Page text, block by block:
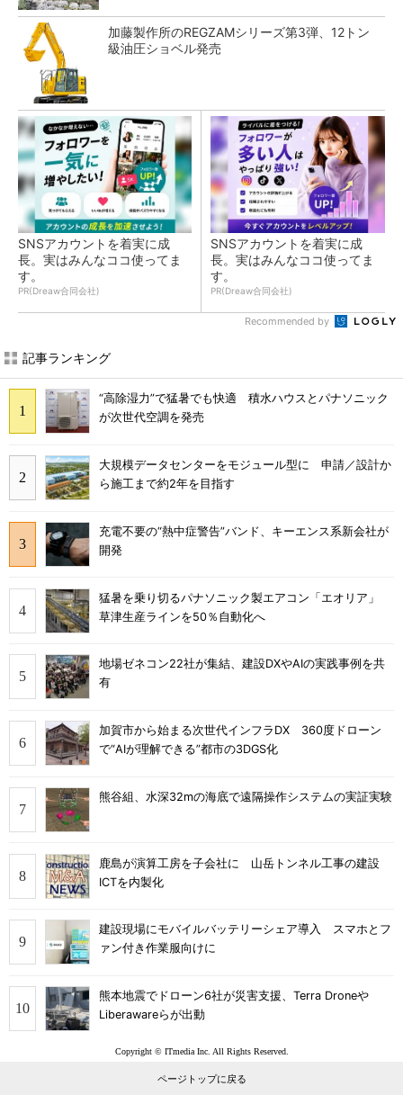
加藤製作所のREGZAMシリーズ第3弾、12トン
級油圧ショベル発売
SNSアカウントを着実に成
長。実はみんなココ使ってま
す。
PR(Dreaw合同会社)
SNSアカウントを着実に成
長。実はみんなココ使ってま
す。
PR(Dreaw合同会社)
Recommended by
記事ランキング
“高除湿力”で猛暑でも快適 積水ハウスとパナソニック
が次世代空調を発売
大規模データセンターをモジュール型に 申請／設計か
ら施工まで約2年を目指す
充電不要の“熱中症警告”バンド、キーエンス系新会社が
開発
猛暑を乗り切るパナソニック製エアコン「エオリア」
草津生産ラインを50％自動化へ
地場ゼネコン22社が集結、建設DXやAIの実践事例を共
有
加賀市から始まる次世代インフラDX 360度ドローン
で“AIが理解できる”都市の3DGS化
熊谷組、水深32mの海底で遠隔操作システムの実証実験
鹿島が演算工房を子会社に 山岳トンネル工事の建設
ICTを内製化
建設現場にモバイルバッテリーシェア導入 スマホとフ
ァン付き作業服向けに
熊本地震でドローン6社が災害支援、Terra Droneや
Liberawareらが出動
Copyright © ITmedia Inc. All Rights Reserved.
ページトップに戻る